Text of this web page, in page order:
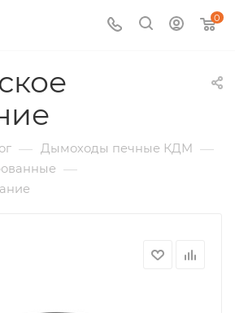
0
— Дымоходы печные КДМ —
—